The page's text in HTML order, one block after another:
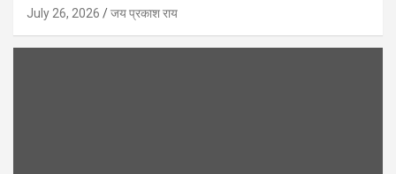
July 26, 2026 जय प्रकाश राय